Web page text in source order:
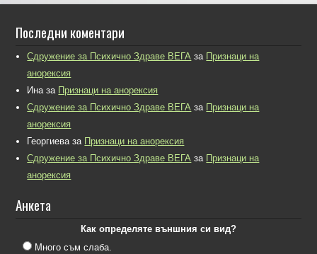
Последни коментари
Сдружение за Психично Здраве ВЕГА за Признаци на
анорексия
Иназа Признаци на анорексия
Сдружение за Психично Здраве ВЕГА за Признаци на
анорексия
Георгиеваза Признаци на анорексия
Сдружение за Психично Здраве ВЕГА за Признаци на
анорексия
Анкета
Как определяте външния си вид?
Много съм слаба.